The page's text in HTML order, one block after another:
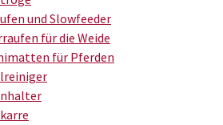
und Slowfeeder
für die Weide
für Pferden